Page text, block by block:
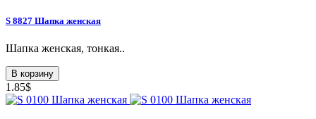
S 8827 Шапка женская
Шапка женская, тонкая..
В корзину
1.85$